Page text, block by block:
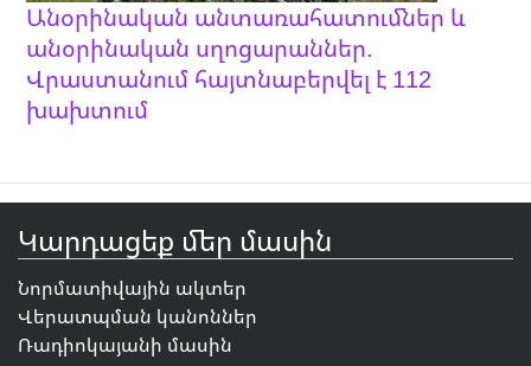
Անօրինական անտառահատումներ և
անօրինական սղոցարաններ.
Վրաստանում հայտնաբերվել է 112
խախտում
Կարդացեք մեր մասին
Նորմատիվային ակտեր
Վերատպման կանոններ
Ռադիոկայանի մասին